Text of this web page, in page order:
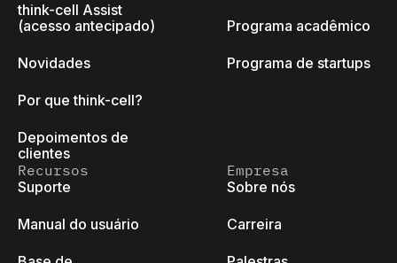
think-cell Assist
(acesso antecipado)
Novidades
Por que think-cell?
Depoimentos de
clientes
Programa acadêmico
Programa de startups
Recursos
Suporte
Manual do usuário
Empresa
Sobre nós
Carreira